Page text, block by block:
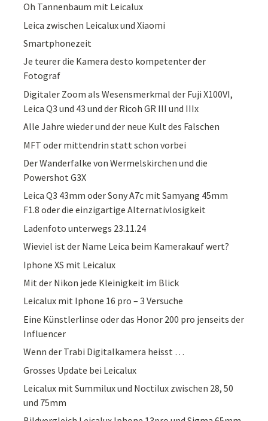
Oh Tannenbaum mit Leicalux
Leica zwischen Leicalux und Xiaomi
Smartphonezeit
Je teurer die Kamera desto kompetenter der
Fotograf
Digitaler Zoom als Wesensmerkmal der Fuji X100VI,
Leica Q3 und 43 und der Ricoh GR III und IIIx
Alle Jahre wieder und der neue Kult des Falschen
MFT oder mittendrin statt schon vorbei
Der Wanderfalke von Wermelskirchen und die
Powershot G3X
Leica Q3 43mm oder Sony A7c mit Samyang 45mm
F1.8 oder die einzigartige Alternativlosigkeit
Ladenfoto unterwegs 23.11.24
Wieviel ist der Name Leica beim Kamerakauf wert?
Iphone XS mit Leicalux
Mit der Nikon jede Kleinigkeit im Blick
Leicalux mit Iphone 16 pro – 3 Versuche
Eine Künstlerlinse oder das Honor 200 pro jenseits der
Influencer
Wenn der Trabi Digitalkamera heisst …
Grosses Update bei Leicalux
Leicalux mit Summilux und Noctilux zwischen 28, 50
und 75mm